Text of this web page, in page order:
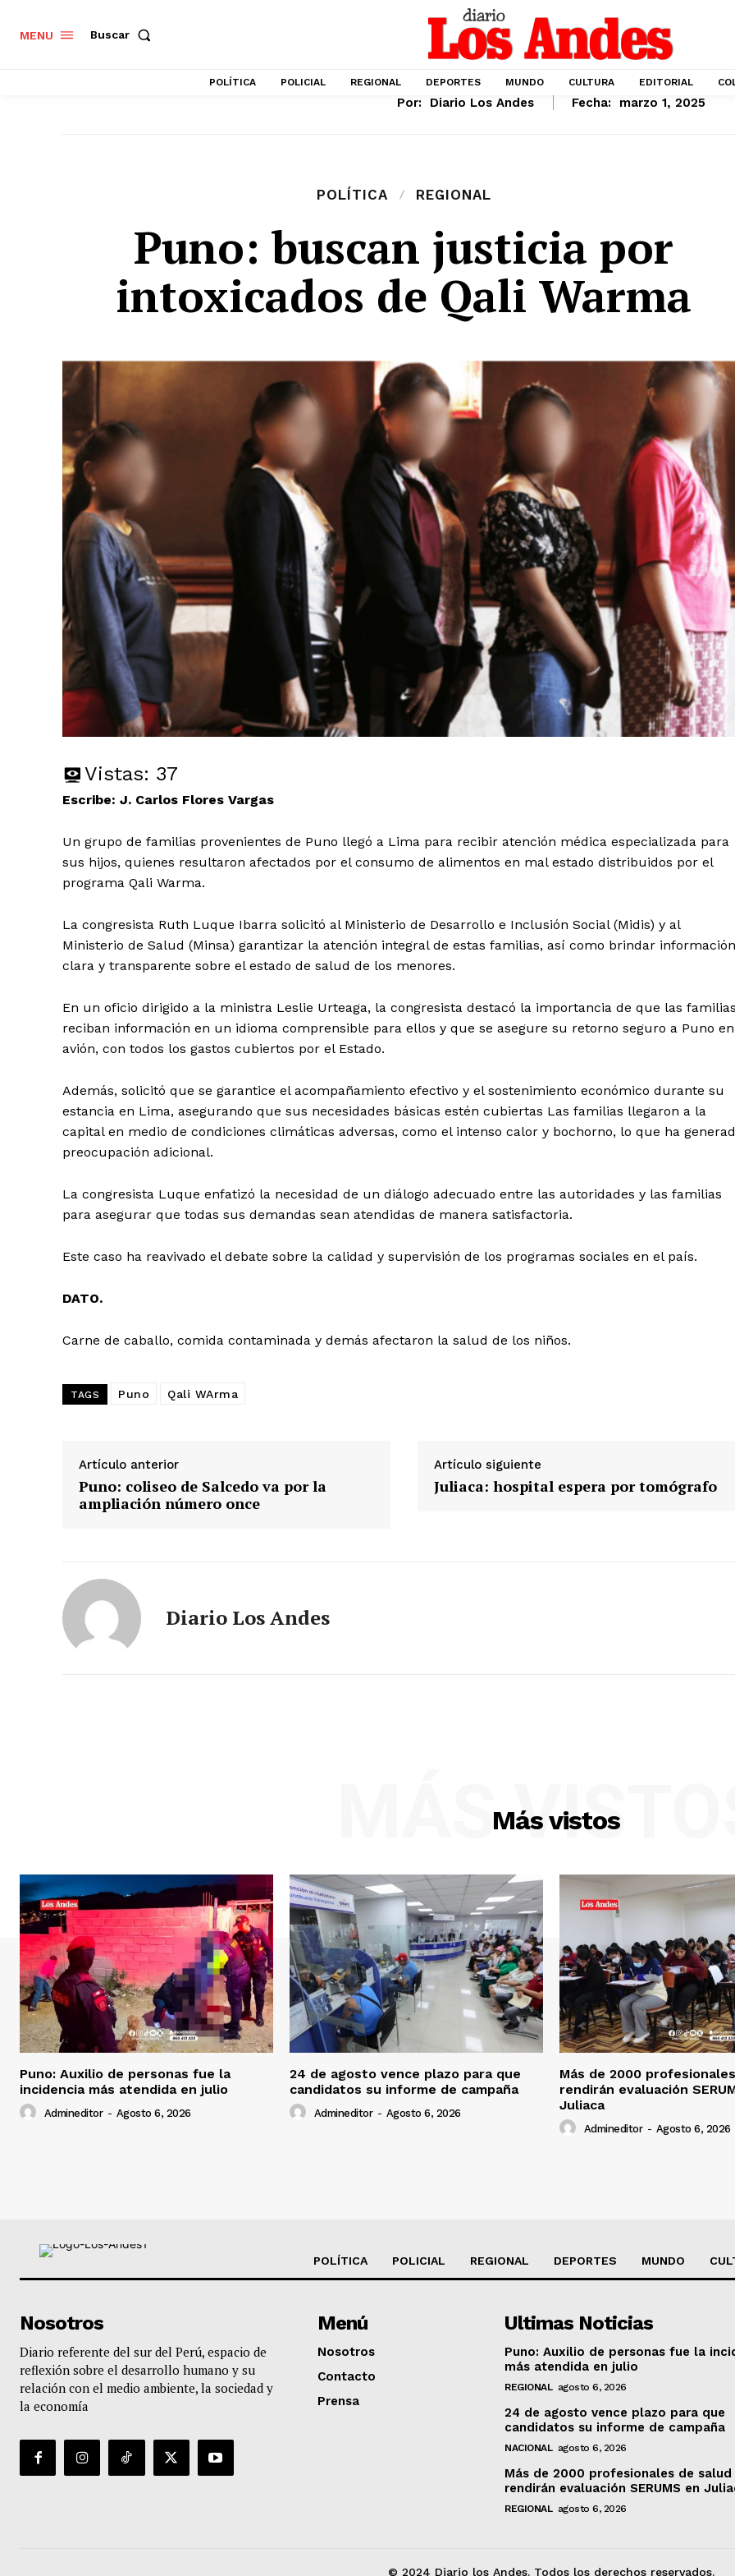
Nosotros
MENU Buscar
POLÍTICA POLICIAL REGIONAL DEPORTES MUNDO CULTURA EDITORIAL
Por: Diario Los Andes Fecha: marzo 1, 2025
POLÍTICA REGIONAL
Puno: buscan justicia por
intoxicados de Qali Warma
Vistas: 37
Escribe: J. Carlos Flores Vargas
Un grupo de familias provenientes de Puno llegó a Lima para recibir atención médica especializada para
sus hijos, quienes resultaron afectados por el consumo de alimentos en mal estado distribuidos por el
programa Qali Warma.
La congresista Ruth Luque Ibarra solicitó al Ministerio de Desarrollo e Inclusión Social (Midis) y al
Ministerio de Salud (Minsa) garantizar la atención integral de estas familias, así como brindar información
clara y transparente sobre el estado de salud de los menores.
En un oficio dirigido a la ministra Leslie Urteaga, la congresista destacó la importancia de que las
reciban información en un idioma comprensible para ellos y que se asegure su retorno seguro a Puno en
avión, con todos los gastos cubiertos por el Estado.
Además, solicitó que se garantice el acompañamiento efectivo y el sostenimiento económico durante su
estancia en Lima, asegurando que sus necesidades básicas estén cubiertas Las familias llegaron a la
capital en medio de condiciones climáticas adversas, como el intenso calor y bochorno, lo que ha
preocupación adicional.
La congresista Luque enfatizó la necesidad de un diálogo adecuado entre las autoridades y las familias
para asegurar que todas sus demandas sean atendidas de manera satisfactoria.
Este caso ha reavivado el debate sobre la calidad y supervisión de los programas sociales en el país.
DATO.
Carne de caballo, comida contaminada y demás afectaron la salud de los niños.
TAGS Puno Qali WArma
Artículo anterior
Puno: coliseo de Salcedo va por la
ampliación número once
Artículo siguiente
Juliaca: hospital espera por tomógrafo
Diario Los Andes
Más vistos
MÁS
Puno: Auxilio de personas fue la
incidencia más atendida en julio
Admineditor - Agosto 6, 2026
24 de agosto vence plazo para que
candidatos su informe de campaña
Admineditor - Agosto 6, 2026
Más de 2000
rendirán evaluación
Juliaca
Admineditor - Agosto 6, 2026
POLÍTICA POLICIAL REGIONAL DEPORTES MUNDO
Nosotros
Diario referente del sur del Perú, espacio de
reflexión sobre el desarrollo humano y su
relación con el medio ambiente, la sociedad y
la economía
Menú
Nosotros
Contacto
Prensa
Ultimas Noticias
Puno: Auxilio de personas fue la
más atendida en julio
REGIONAL agosto 6, 2026
24 de agosto vence plazo para que
candidatos su informe de campaña
NACIONAL agosto 6, 2026
Más de 2000 profesionales de salud
rendirán evaluación SERUMS en
REGIONAL agosto 6, 2026
© 2024 Diario los Andes. Todos los derechos reservados.